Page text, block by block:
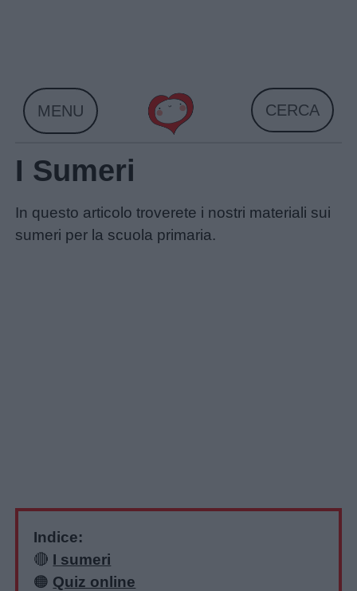
MENU CERCA
I Sumeri
In questo articolo troverete i nostri materiali sui
sumeri per la scuola primaria.
Indice:
🔴 I sumeri
🟠 Quiz online